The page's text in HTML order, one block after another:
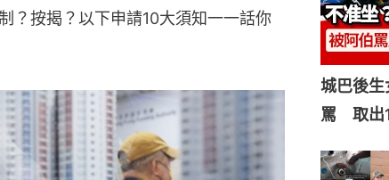
？按揭？以下申請10大須知一一話你
城巴後生
罵 取出